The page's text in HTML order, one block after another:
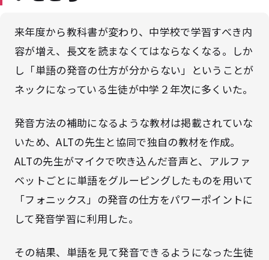
来年度から教科書が変わり、中学校で学習すべき内
容が増え、長文を読まなくてはならなくなる。しか
し「単語の発音の仕方が分からない」ということが
ネックになっている生徒が中学２年次に多くいた。
発音方法の補助になるような教材は掲載されていな
いため、ALTの先生と協同で独自の教材を作成。
ALTの先生がマイクで吹き込んだ音声と、アルファ
ベットごとに単語をグルーピングしたものを用いて
「フォニックス」の発音の仕方をパワーポイントに
して発音学習に利用した。
その結果、単語を見て発音できるようになった生徒